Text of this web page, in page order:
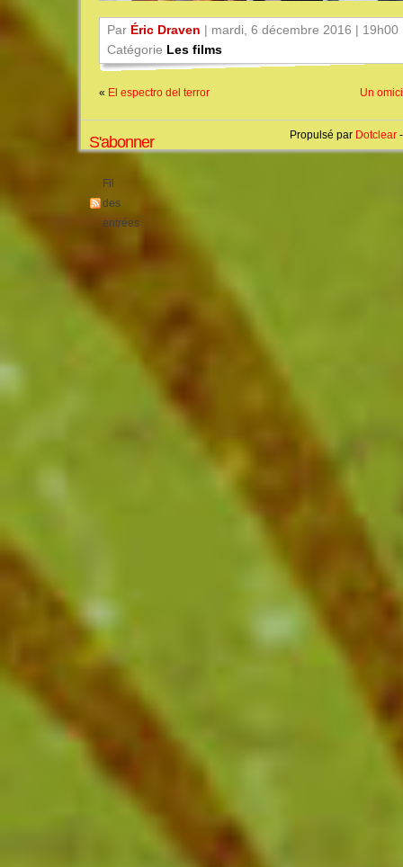
Par Éric Draven | mardi, 6 décembre 2016 | 19h00
Catégorie Les films
« El espectro del terror Un
S'abonner
Fil
des
entrées
Propulsé par Dotclear